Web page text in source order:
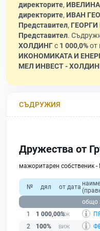
директорите, ИВЕЛИНА
директорите, ИВАН
Представител,
Представител.
ХОЛДИНГс 1 000,0%от
ИКОНОМИКАТА И
МЕЛ ИНВЕСТ -
СЪДРУЖИЯ
Дружества от
мажоритарен
№ дял от дата
общо
1
1 000,00%
2
100%